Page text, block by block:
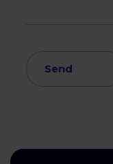
Send